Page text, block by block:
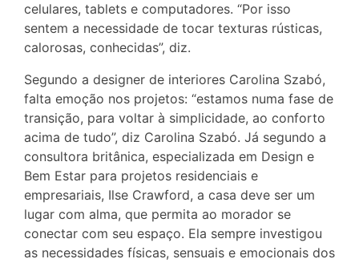
celulares, tablets e computadores. “Por isso
sentem a necessidade de tocar texturas rústicas,
calorosas, conhecidas”, diz.
Segundo a designer de interiores Carolina Szabó,
falta emoção nos projetos: “estamos numa fase de
transição, para voltar à simplicidade, ao conforto
acima de tudo”, diz Carolina Szabó. Já segundo a
consultora britânica, especializada em Design e
Bem Estar para projetos residenciais e
empresariais, Ilse Crawford, a casa deve ser um
lugar com alma, que permita ao morador se
conectar com seu espaço. Ela sempre investigou
as necessidades físicas, sensuais e emocionais dos